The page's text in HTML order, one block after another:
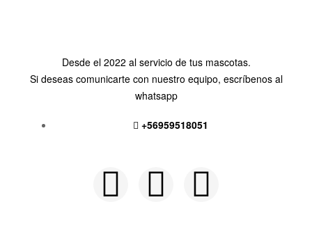
Desde el 2022 al servicio de tus mascotas.
Si deseas comunicarte con nuestro equipo, escríbenos al
whatsapp
+56959518051